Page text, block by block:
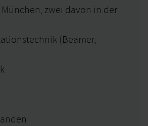
zwei davon in der
(Beamer,